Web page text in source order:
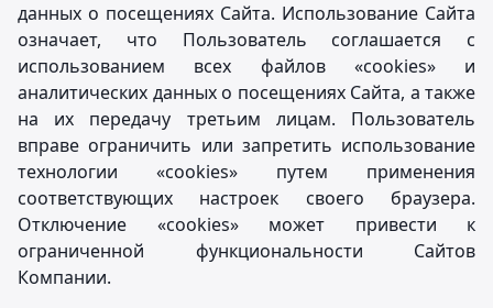
данных о посещениях Сайта. Использование Сайта
означает, что Пользователь соглашается с
использованием всех файлов «cookies» и
аналитических данных о посещениях Сайта, а также
на их передачу третьим лицам. Пользователь
вправе ограничить или запретить использование
технологии «cookies» путем применения
соответствующих настроек своего браузера.
Отключение «cookies» может привести к
ограниченной функциональности Сайтов
Компании.